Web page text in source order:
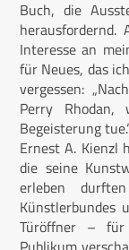
Buch, die
herausfordernd.
Interesse an
für Neues, das
vergessen:
Perry
Begeisterung
Ernest A. Kienzl
die seine
erleben
Künstlerbundes
Türöffner – für